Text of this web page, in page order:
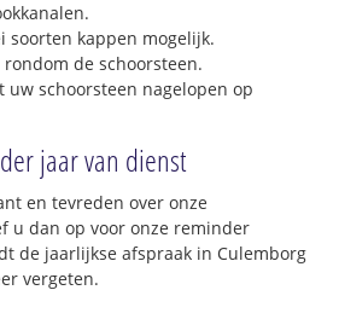
soorten kappen mogelijk.
de schoorsteen.
uw schoorsteen nagelopen op
jaar van dienst
en tevreden over onze
u dan op voor onze reminder
de jaarlijkse afspraak in Culemborg
vergeten.